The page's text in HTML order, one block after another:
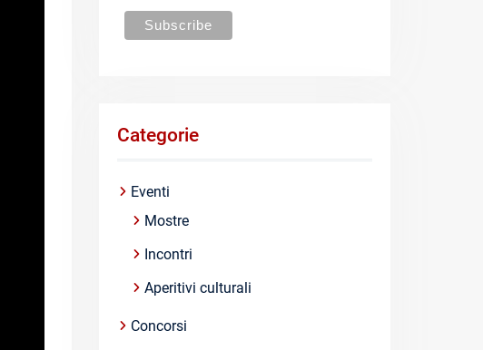
Categorie
Eventi
Mostre
Incontri
Aperitivi culturali
Concorsi